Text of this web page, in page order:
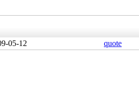
05-12 quote